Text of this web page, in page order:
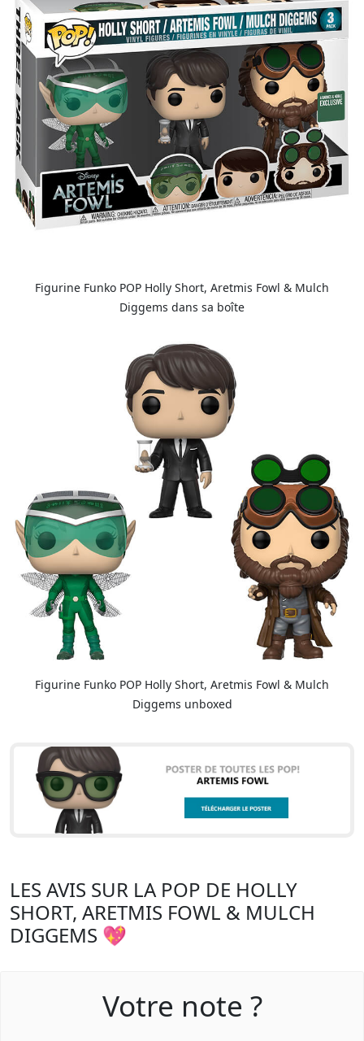
Figurine Funko POP Holly Short, Aretmis Fowl & Mulch
Diggems dans sa boîte
Figurine Funko POP Holly Short, Aretmis Fowl & Mulch
Diggems unboxed
LES AVIS SUR LA POP DE HOLLY
SHORT, ARETMIS FOWL & MULCH
DIGGEMS 💖
Votre note ?